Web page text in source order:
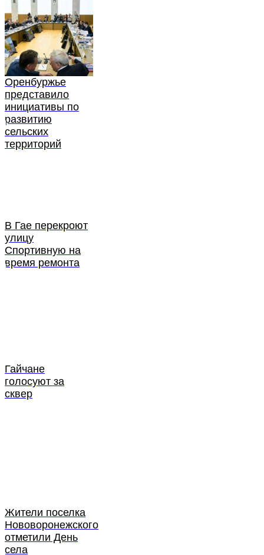
Оренбуржье
представило
инициативы по
развитию
сельских
территорий
В Гае перекроют
улицу
Спортивную на
время ремонта
Гайчане
голосуют за
сквер
Жители поселка
Нововоронежского
отметили День
села